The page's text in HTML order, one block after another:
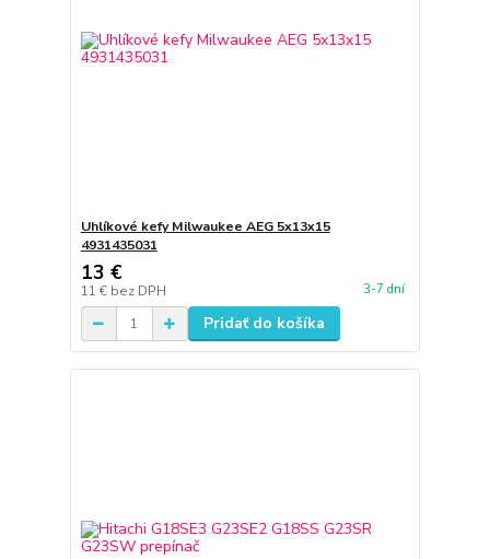
Uhlíkové kefy Milwaukee AEG 5x13x15
4931435031
13 €
11 € bez DPH 3-7 dní
Pridať do košíka